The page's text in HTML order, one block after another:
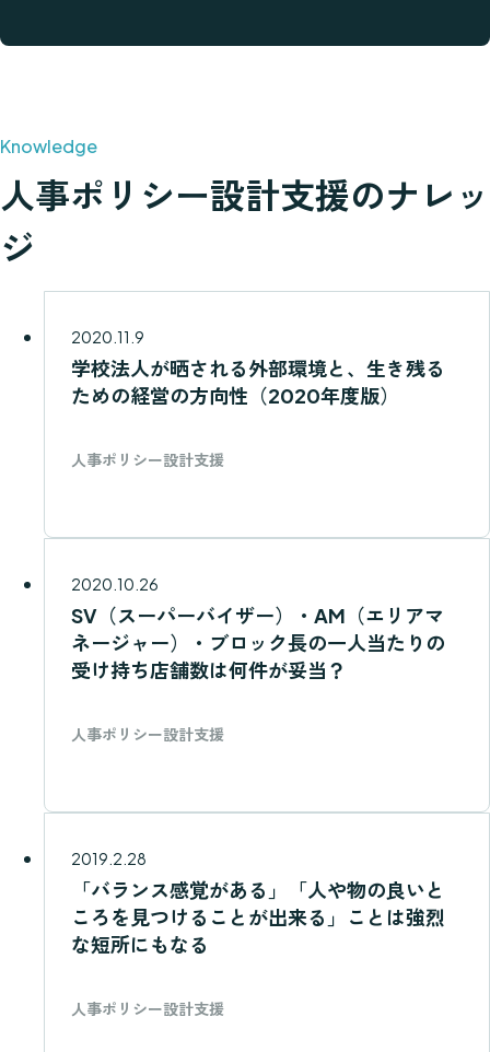
人事ポリシー設計支援のナレッ
ジ
2020.11.9
学校法人が晒される外部環境と、生き残る
ための経営の方向性（2020年度版）
人事ポリシー設計支援
2020.10.26
SV（スーパーバイザー）・AM（エリアマ
ネージャー）・ブロック長の一人当たりの
受け持ち店舗数は何件が妥当？
人事ポリシー設計支援
2019.2.28
「バランス感覚がある」「人や物の良いと
ころを見つけることが出来る」ことは強烈
な短所にもなる
人事ポリシー設計支援